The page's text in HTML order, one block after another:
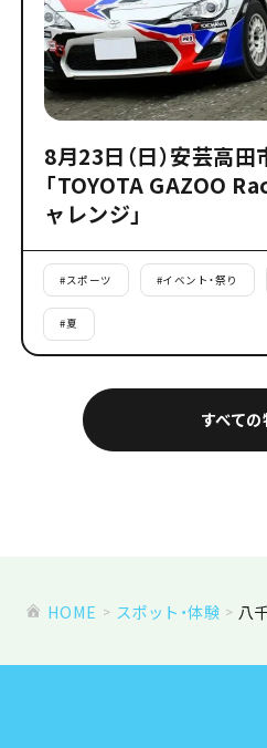
すべて
8月23日（日）安芸高田
「TOYOTA GAZOO
ャレンジ」
#スポーツ #イベント・祭り
#夏
HOME スポット・体験 八